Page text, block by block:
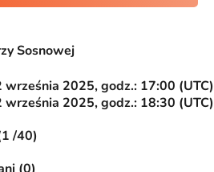
Sosnowej
września 2025, godz.: 17:00 (UTC)
września 2025, godz.: 18:30 (UTC)
/40)